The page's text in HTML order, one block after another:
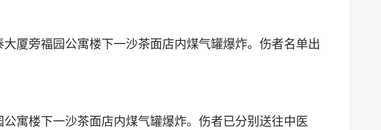
厦旁福园公寓楼下一沙茶面店内煤气罐爆炸。 伤者名单出
寓楼下一沙茶面店内煤气罐爆炸。伤者已分别送往中医